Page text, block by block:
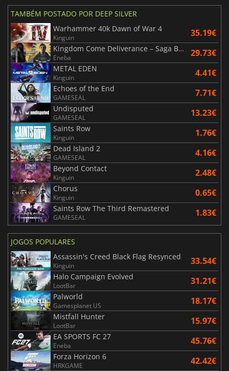
TAMBÉM POSTADO POR DEEP SILVER
Warhammer 40k Dawn of War 4
Kinguin 35.19€
Kingdom Come Deliverance – Saga Bundle
Eneba 29.73€
METAL EDEN
Kinguin 4.41€
Echoes of the End
GAMESEAL 7.71€
Undisputed
GAMESEAL 13.23€
Saints Row
Kinguin 1.76€
Dead Island 2
GAMESEAL 4.16€
Beyond Contact
Kinguin 2.48€
Chorus
Kinguin 0.65€
Saints Row The Third Remastered
GAMESEAL 1.83€
JOGOS POPULARES
Assassin's Creed Black Flag Resynced
Kinguin 33.54€
Halo Campaign Evolved
LootBar 31.21€
Palworld
Gamesplanet US 18.17€
Mistfall Hunter
LootBar 15.97€
EA SPORTS FC 27
Eneba 45.76€
Forza Horizon 6
HRKGAME 42.42€